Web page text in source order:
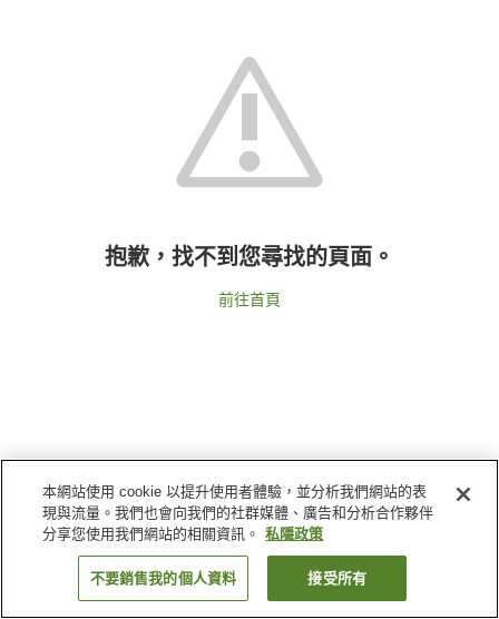
抱歉，找不到您尋找的頁面。
前往首頁
本網站使用 cookie 以提升使用者體驗，並分析我們網站的表
現與流量。我們也會向我們的社群媒體、廣告和分析合作夥伴
分享您使用我們網站的相關資訊。
私隱政策
不要銷售我的個人資料 接受所有